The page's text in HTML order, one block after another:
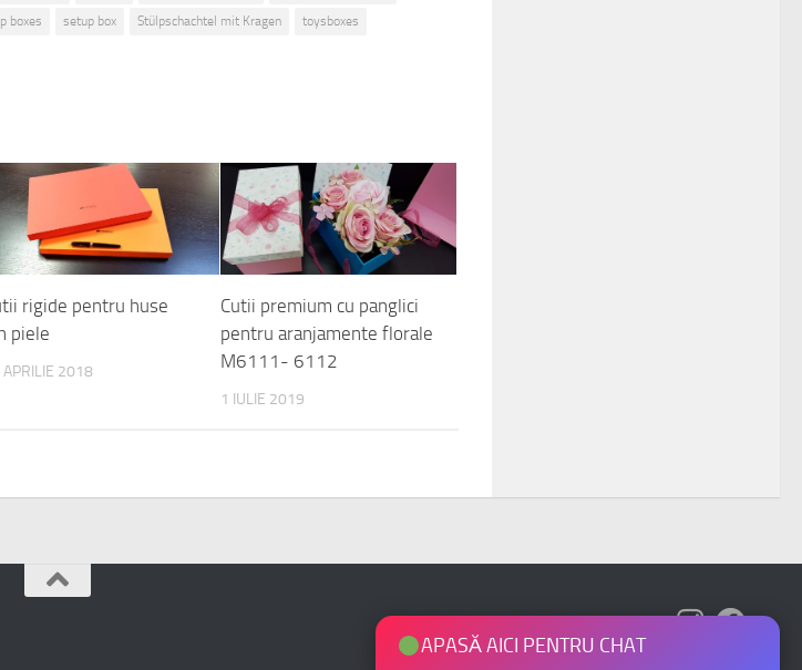
boxes setup box Stülpschachtel mit Kragen
toysboxes
rigide pentru huse
piele
2018
Cutii premium cu panglici
pentru aranjamente florale
M6111- 6112
1 IULIE 2019
APASĂ AICI PENTRU CHAT